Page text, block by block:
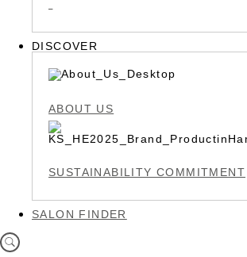
DISCOVER
ABOUT US
SUSTAINABILITY COMMITMENT
SALON FINDER